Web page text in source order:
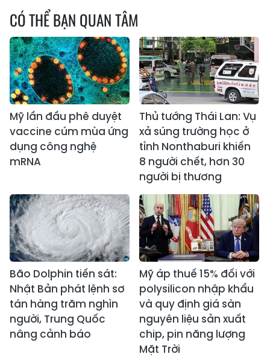
CÓ THỂ BẠN QUAN TÂM
Mỹ lần đầu phê duyệt
vaccine cúm mùa ứng
dụng công nghệ
mRNA
Thủ tướng Thái Lan: Vụ
xả súng trường học ở
tỉnh Nonthaburi khiến
8 người chết, hơn 30
người bị thương
Bão Dolphin tiến sát:
Nhật Bản phát lệnh sơ
tán hàng trăm nghìn
người, Trung Quốc
nâng cảnh báo
Mỹ áp thuế 15% đối với
polysilicon nhập khẩu
và quy định giá sàn
nguyên liệu sản xuất
chip, pin năng lượng
Mặt Trời